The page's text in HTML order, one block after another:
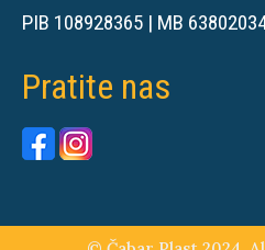
PIB 108928365 | MB
Pratite nas